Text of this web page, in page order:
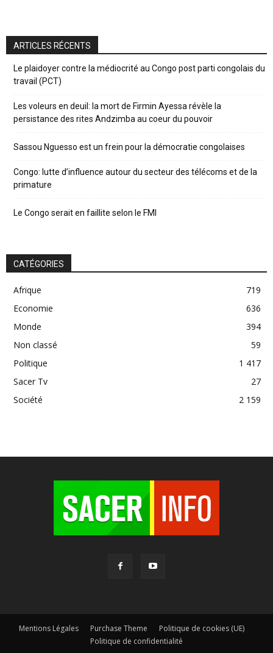
ARTICLES RÉCENTS
Le plaidoyer contre la médiocrité au Congo post parti congolais du
travail (PCT)
Les voleurs en deuil: la mort de Firmin Ayessa révèle la
persistance des rites Andzimba au coeur du pouvoir
Sassou Nguesso est un frein pour la démocratie congolaises
Congo: lutte d’influence autour du secteur des télécoms et de la
primature
Le Congo serait en faillite selon le FMI
CATÉGORIES
Afrique
719
Economie
636
Monde
394
Non classé
59
Politique
1 417
Sacer Tv
27
Société
2 159
Mentions Légales Purchase Theme
Politique de cookies (UE)
Politique de confidentialité